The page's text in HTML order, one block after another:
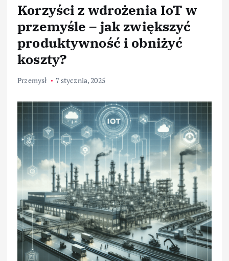
Korzyści z wdrożenia IoT w
przemyśle – jak zwiększyć
produktywność i obniżyć
koszty?
Przemysł 7 stycznia, 2025